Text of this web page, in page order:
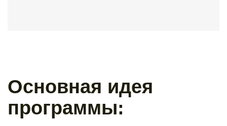
Основная идея
программы: